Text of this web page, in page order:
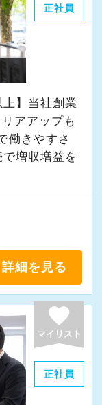
っている工
をきっちり
算あるいは
員にも不利
その上での
を実施して
と管理して
ばならない
交換をして
残業時間は
由に消化で
り行いま
もやりとり
業務全般を
文書作成
活かしてご
正社員
】当社創業
アアップも
働きやすさ
増収増益を
詳細を見る
favorite
マイリスト
正社員